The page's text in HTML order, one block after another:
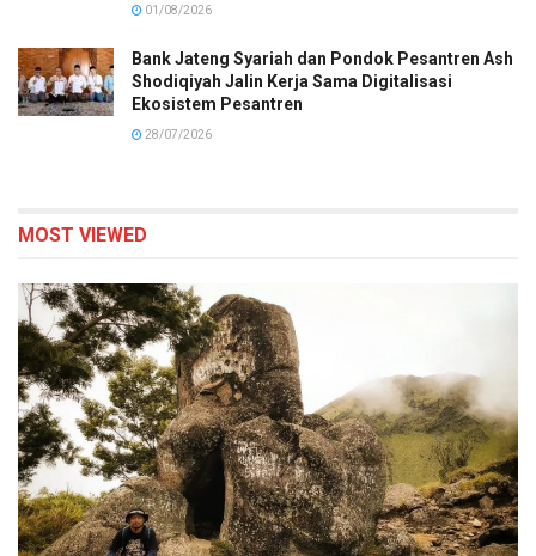
01/08/2026
Bank Jateng Syariah dan Pondok Pesantren Ash
Shodiqiyah Jalin Kerja Sama Digitalisasi
Ekosistem Pesantren
28/07/2026
MOST VIEWED